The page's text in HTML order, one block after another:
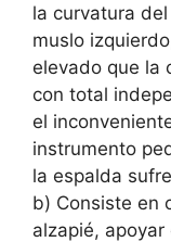
la curvatura
muslo
elevado que la
con total
el
instrumento
la espalda
b) Consiste en
alzapié,